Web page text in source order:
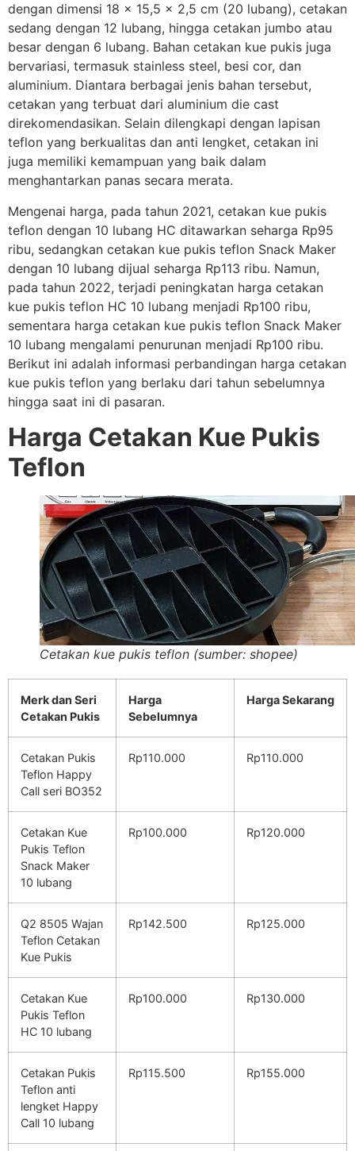
dengan dimensi 18 x 15,5 x 2,5 cm (20 lubang), cetakan
sedang dengan 12 lubang, hingga cetakan jumbo atau
besar dengan 6 lubang. Bahan cetakan kue pukis juga
bervariasi, termasuk stainless steel, besi cor, dan
aluminium. Diantara berbagai jenis bahan tersebut,
cetakan yang terbuat dari aluminium die cast
direkomendasikan. Selain dilengkapi dengan lapisan
teflon yang berkualitas dan anti lengket, cetakan ini
juga memiliki kemampuan yang baik dalam
menghantarkan panas secara merata.
Mengenai harga, pada tahun 2021, cetakan kue pukis
teflon dengan 10 lubang HC ditawarkan seharga Rp95
ribu, sedangkan cetakan kue pukis teflon Snack Maker
dengan 10 lubang dijual seharga Rp113 ribu. Namun,
pada tahun 2022, terjadi peningkatan harga cetakan
kue pukis teflon HC 10 lubang menjadi Rp100 ribu,
sementara harga cetakan kue pukis teflon Snack Maker
10 lubang mengalami penurunan menjadi Rp100 ribu.
Berikut ini adalah informasi perbandingan harga cetakan
kue pukis teflon yang berlaku dari tahun sebelumnya
hingga saat ini di pasaran.
Harga Cetakan Kue Pukis
Teflon
Cetakan kue pukis teflon (sumber: shopee)
Merk dan Seri
Cetakan Pukis
Harga
Sebelumnya
Harga Sekarang
Cetakan Pukis
Teflon Happy
Call seri BO352
Rp110.000 Rp110.000
Cetakan Kue
Pukis Teflon
Snack Maker
10 lubang
Rp100.000 Rp120.000
Q2 8505 Wajan
Teflon Cetakan
Kue Pukis
Rp142.500 Rp125.000
Cetakan Kue
Pukis Teflon
HC 10 lubang
Rp100.000 Rp130.000
Cetakan Pukis
Teflon anti
lengket Happy
Call 10 lubang
Rp115.500 Rp155.000